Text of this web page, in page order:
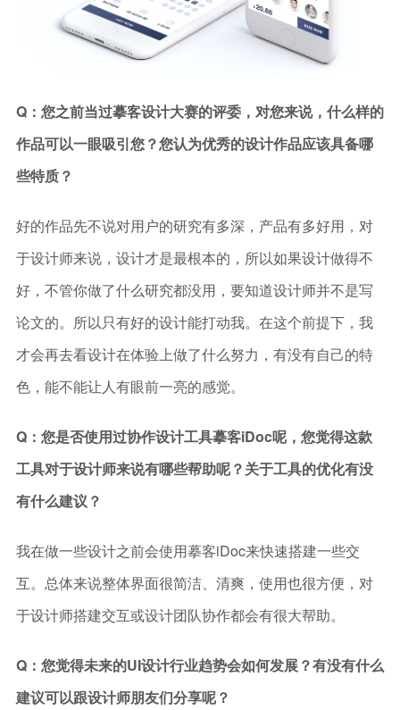
Q：您之前当过摹客设计大赛的评委，对您来说，什么样的
作品可以一眼吸引您？您认为优秀的设计作品应该具备哪
些特质？
好的作品先不说对用户的研究有多深，产品有多好用，对
于设计师来说，设计才是最根本的，所以如果设计做得不
好，不管你做了什么研究都没用，要知道设计师并不是写
论文的。所以只有好的设计能打动我。在这个前提下，我
才会再去看设计在体验上做了什么努力，有没有自己的特
色，能不能让人有眼前一亮的感觉。
Q：您是否使用过协作设计工具摹客iDoc呢，您觉得这款
工具对于设计师来说有哪些帮助呢？关于工具的优化有没
有什么建议？
我在做一些设计之前会使用摹客iDoc来快速搭建一些交
互。总体来说整体界面很简洁、清爽，使用也很方便，对
于设计师搭建交互或设计团队协作都会有很大帮助。
Q：您觉得未来的UI设计行业趋势会如何发展？有没有什么
建议可以跟设计师朋友们分享呢？